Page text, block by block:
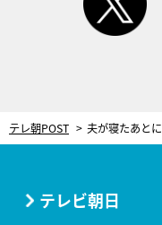
テレ朝POST 夫が寝たあとに
テレビ朝日